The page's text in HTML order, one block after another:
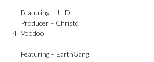
Featuring – J.I.D
Producer – Christo
4 Voodoo
Featuring – EarthGang